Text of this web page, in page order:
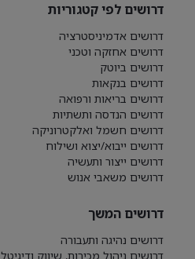
דרושים לפי קטגוריות
דרושים אדמיניסטרציה
דרושים אחזקה וטכני
דרושים ביוטק
דרושים בנקאות
דרושים בריאות ורפואה
דרושים הנדסה ותשתיות
דרושים חשמל ואלקטרוניקה
דרושים ייבוא/יצוא ושילוח
דרושים ייצור ותעשיה
דרושים משאבי אנוש
דרושים המשך
דרושים נהיגה ותעבורה
דרושים ניהול מכירות, שיווק ודיגיטל